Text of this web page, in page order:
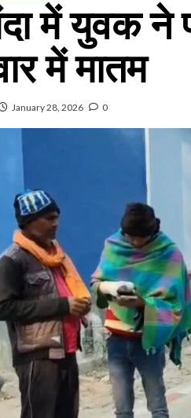
में युवक ने
में मातम
January 28, 2026 0